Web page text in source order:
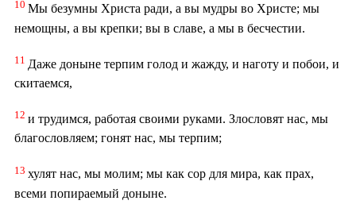
10 Мы безумны Христа ради, а вы мудры во Христе; мы
немощны, а вы крепки; вы в славе, а мы в бесчестии.
11 Даже доныне терпим голод и жажду, и наготу и побои, и
скитаемся,
12 и трудимся, работая своими руками. Злословят нас, мы
благословляем; гонят нас, мы терпим;
13 хулят нас, мы молим; мы как сор для мира, как прах,
всеми попираемый доныне.